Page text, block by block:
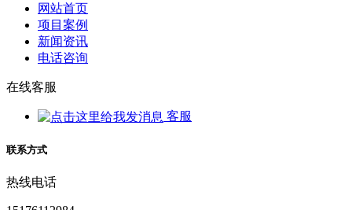
网站首页
项目案例
新闻资讯
电话咨询
在线客服
客服
联系方式
热线电话